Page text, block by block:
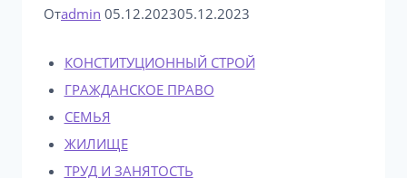
Отadmin 05.12.202305.12.2023
КОНСТИТУЦИОННЫЙ СТРОЙ
ГРАЖДАНСКОЕ ПРАВО
СЕМЬЯ
ЖИЛИЩЕ
ТРУД И ЗАНЯТОСТЬ